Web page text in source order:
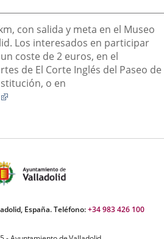
con salida y meta en el Museo
Los interesados en participar
coste de 2 euros, en el
de El Corte Inglés del Paseo de
o en
aplicación
España. Teléfono:+34 983 426 100